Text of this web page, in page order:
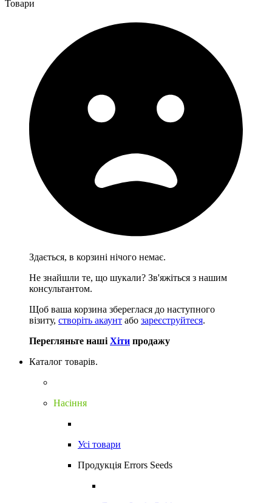
Товари
Здається, в корзині нічого немає.
Не знайшли те, що шукали? Зв'яжіться з нашим
консультантом.
Щоб ваша корзина збереглася до наступного
візиту, створіть акаунт або зареєструйтеся.
Перегляньте наші Хіти продажу
Каталог товарів.
Насіння
Усі товари
Продукція Errors Seeds